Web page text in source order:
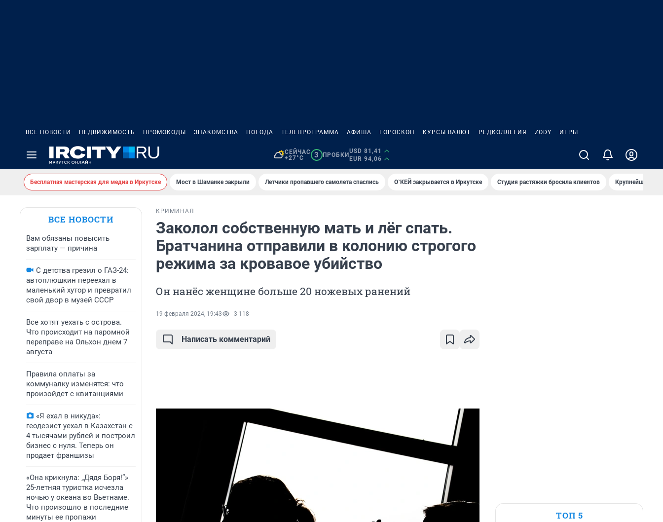
ВСЕ НОВОСТИ НЕДВИЖИМОСТЬ ПРОМОКОДЫ ЗНАКОМСТВА ПОГОДА ТЕЛЕПРОГРАММА АФИША ГОРОСКОП КУРСЫ ВАЛЮТ РЕДКОЛЛЕГИЯ ZODY ИГРЫ
СЕЙЧАС
+27°C
3 ПРОБКИ
USD 81,41
EUR 94,06
Бесплатная мастерская для медиа в Иркутске Мост в Шаманке закрыли Летчики пропавшего самолета спаслись О`КЕЙ закрывается в Иркутске Студия растяжки бросила клиентов Крупнейшие
ВСЕ НОВОСТИ
Вам обязаны повысить
зарплату — причина
С детства грезил о ГАЗ-24:
автоплюшкин переехал в
маленький хутор и превратил
свой двор в музей СССР
Все хотят уехать с острова.
Что происходит на паромной
переправе на Ольхон днем 7
августа
Правила оплаты за
коммуналку изменятся: что
произойдет с квитанциями
«Я ехал в никуда»:
геодезист уехал в Казахстан с
4 тысячами рублей и построил
бизнес с нуля. Теперь он
продает франшизы
«Она крикнула: „Дядя Боря!“»
25-летняя туристка исчезла
ночью у океана во Вьетнаме.
Что произошло в последние
минуты ее пропажи
КРИМИНАЛ
Заколол собственную мать и лёг спать.
Братчанина отправили в колонию строгого
режима за кровавое убийство
Он нанёс женщине больше 20 ножевых ранений
19 февраля 2024, 19:43 3 118
Написать комментарий
ТОП 5